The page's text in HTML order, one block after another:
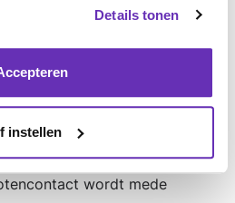
Details tonen
instellen
keer per twee weken.
komen.
bijeenkomsten, mail deze
wordt mede